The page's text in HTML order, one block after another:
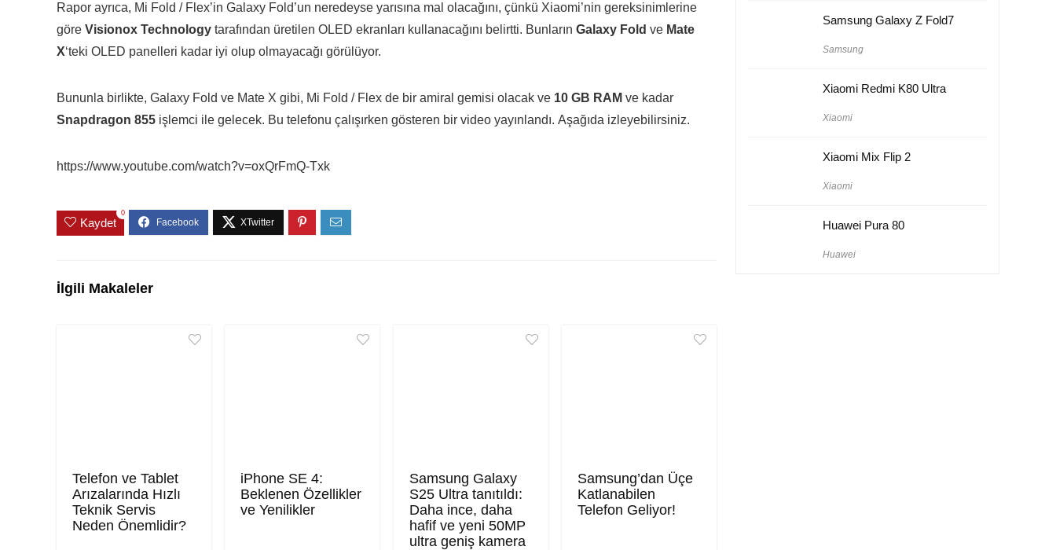
Rapor ayrıca, Mi Fold / Flex’in Galaxy Fold’un neredeyse yarısına mal olacağını, çünkü Xiaomi’nin gereksinimlerine
göre Visionox Technology tarafından üretilen OLED ekranları kullanacağını belirtti. Bunların Galaxy Fold ve Mate
X‘teki OLED panelleri kadar iyi olup olmayacağı görülüyor.
Bununla birlikte, Galaxy Fold ve Mate X gibi, Mi Fold / Flex de bir amiral gemisi olacak ve 10 GB RAM ve kadar
Snapdragon 855 işlemci ile gelecek. Bu telefonu çalışırken gösteren bir video yayınlandı. Aşağıda izleyebilirsiniz.
https://www.youtube.com/watch?v=oxQrFmQ-Txk
Kaydet
0
İlgili Makaleler
Telefon ve Tablet
Arızalarında Hızlı
Teknik Servis
Neden Önemlidir?
iPhone SE 4:
Beklenen Özellikler
ve Yenilikler
Samsung Galaxy
S25 Ultra tanıtıldı:
Daha ince, daha
hafif ve yeni 50MP
ultra geniş kamera
Samsung’dan Üçe
Katlanabilen
Telefon Geliyor!
Samsung Galaxy Z Fold7
Samsung
Xiaomi Redmi K80 Ultra
Xiaomi
Xiaomi Mix Flip 2
Xiaomi
Huawei Pura 80
Huawei